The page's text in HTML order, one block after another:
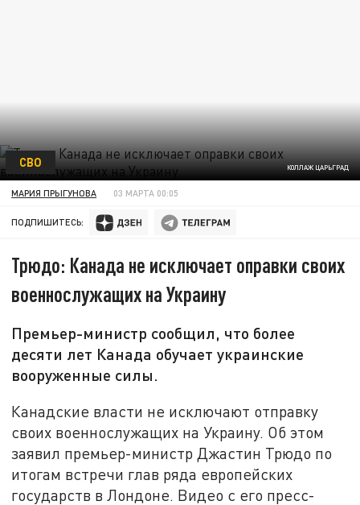
КОЛЛАЖ ЦАРЬГРАД
СВО
МАРИЯ ПРЫГУНОВА 03 МАРТА 00:05
ПОДПИШИТЕСЬ:
Трюдо: Канада не исключает оправки своих
военнослужащих на Украину
Премьер-министр сообщил, что более
десяти лет Канада обучает украинские
вооруженные силы.
Канадские власти не исключают отправку
своих военнослужащих на Украину. Об этом
заявил премьер-министр Джастин Трюдо по
итогам встречи глав ряда европейских
государств в Лондоне. Видео с его пресс-